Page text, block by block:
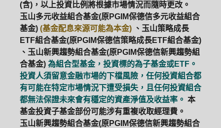
(含)，以上投資比例將根據市場情況而隨時更改。
玉山多元收益組合基金(原PGIM保德信多元收益組合
基金) (基金配息來源可能為本金) 、玉山策略成長
ETF組合基金(原PGIM保德信策略成長ETF組合基金)
、玉山新興趨勢組合基金(原PGIM保德信新興趨勢組
合基金) 為組合型基金，投資標的為子基金或ETF。
投資人須留意金融市場的下檔風險，任何投資組合都
有可能在特定市場情況下遭受損失，且任何投資組合
都無法保證未來會有穩定的資產淨值及收益率。 本
基金投資子基金部份可能涉有重複收取經理費。
玉山新興趨勢組合基金(原PGIM保德信新興趨勢組合